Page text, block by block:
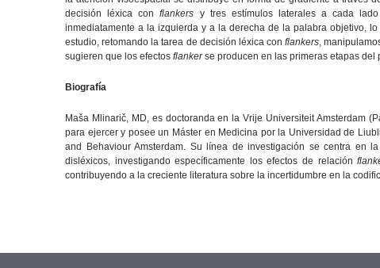
decisión léxica conflankers y tres estímulos laterales a cada
inmediatamente a la izquierda y a la derecha de la palabra objetivo,
estudio, retomando la tarea de decisión léxica conflankers,
sugieren que los efectosflankerse producen en las primeras etapas del
Biografía
Maša Mlinarič, MD, es doctoranda en la Vrije Universiteit Amsterdam
para ejercer y posee un Máster en Medicina por la Universidad de
and Behaviour Amsterdam. Su línea de investigación se centra en
disléxicos, investigando específicamente los efectos de relación
contribuyendo a la creciente literatura sobre la incertidumbre en la